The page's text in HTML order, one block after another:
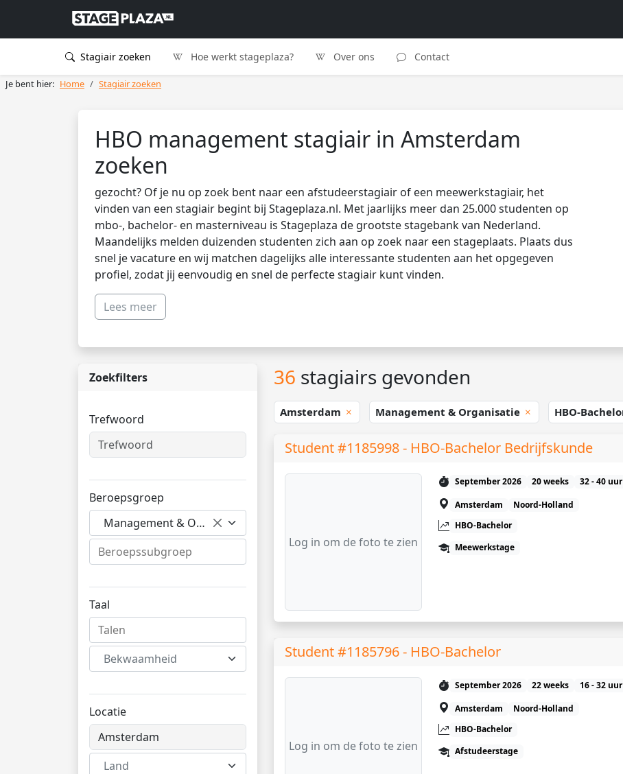
Stagiair zoeken Hoe werkt stageplaza? Over ons Contact
Je bent hier: Home Stagiair zoeken
HBO management stagiair in Amsterdam
zoeken
gezocht? Of je nu op zoek bent naar een afstudeerstagiair of een meewerkstagiair, het
vinden van een stagiair begint bij Stageplaza.nl. Met jaarlijks meer dan 25.000 studenten op
mbo-, bachelor- en masterniveau is Stageplaza de grootste stagebank van Nederland.
Maandelijks melden duizenden studenten zich aan op zoek naar een stageplaats. Plaats dus
snel je vacature en wij matchen dagelijks alle interessante studenten aan het opgegeven
profiel, zodat jij eenvoudig en snel de perfecte stagiair kunt vinden.
Lees meer
Zoekfilters
Trefwoord
Beroepsgroep
Management & Organisatie
Taal
Bekwaamheid
Locatie
Land
36 stagiairs gevonden
Amsterdam Management & Organisatie HBO-
Student #1185998 - HBO-Bachelor Bedrijfskunde
Log in om de foto te zien
September 2026 20 weeks
32 - 40
Amsterdam
Noord-Holland
HBO-Bachelor
Meewerkstage
Student #1185796 - HBO-Bachelor
Log in om de foto te zien
September 2026 22 weeks
16 - 32
Amsterdam
Noord-Holland
HBO-Bachelor
Afstudeerstage